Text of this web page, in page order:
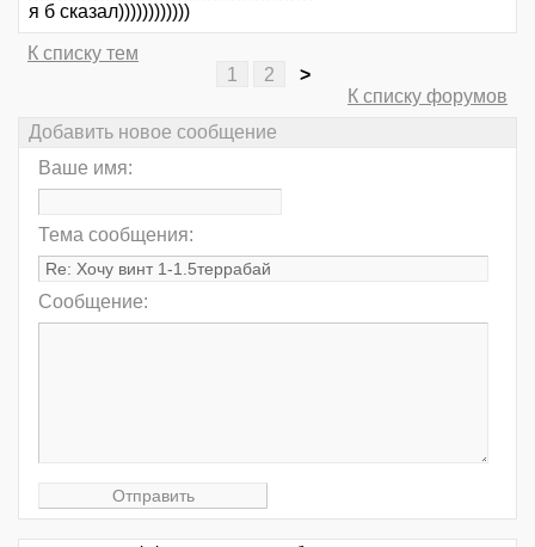
я б сказал))))))))))))
К списку тем
1
2
>
К списку форумов
Добавить новое сообщение
Ваше имя:
Тема сообщения:
Сообщение: